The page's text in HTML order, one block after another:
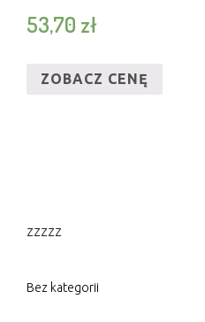
53,70 zł
ZOBACZ CENĘ
zzzzz
Bez kategorii